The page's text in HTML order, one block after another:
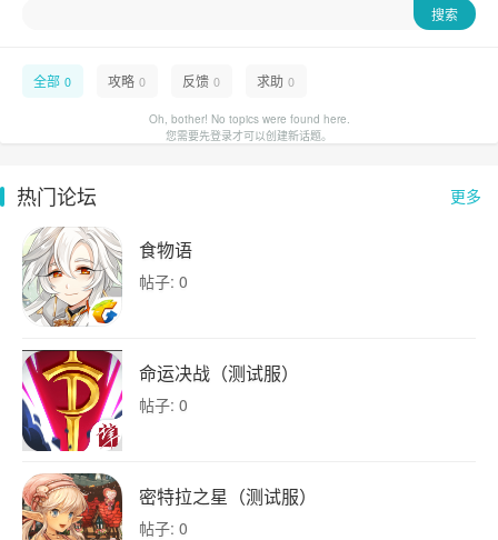
全部 0 攻略 0 反馈 0 求助 0
Oh, bother! No topics were found here.
您需要先登录才可以创建新话题。
更多
热门论坛
食物语
帖子: 0
命运决战（测试服）
帖子: 0
密特拉之星（测试服）
帖子: 0